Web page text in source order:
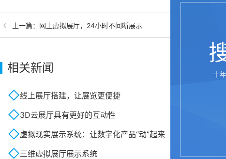
上一篇： 网上虚拟展厅，24小时不间断展示
相关新闻
线上展厅搭建，让展览更便捷
3D云展厅具有更好的互动性
虚拟现实展示系统：让数字化产品“动”起来
三维虚拟展厅展示系统
十